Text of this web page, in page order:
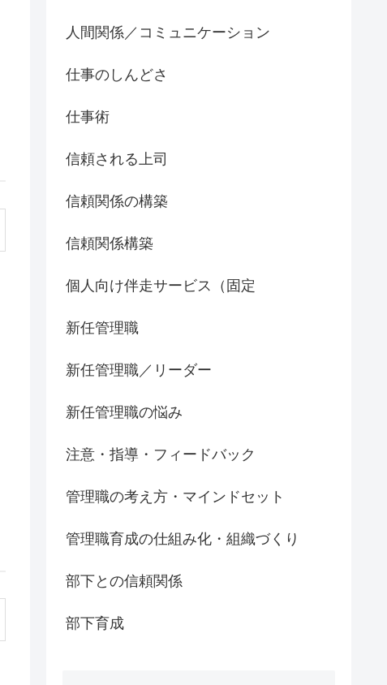
人間関係／コミュニケーション
仕事のしんどさ
仕事術
信頼される上司
信頼関係の構築
信頼関係構築
個人向け伴走サービス（固定
新任管理職
新任管理職／リーダー
新任管理職の悩み
注意・指導・フィードバック
管理職の考え方・マインドセット
管理職育成の仕組み化・組織づくり
部下との信頼関係
部下育成